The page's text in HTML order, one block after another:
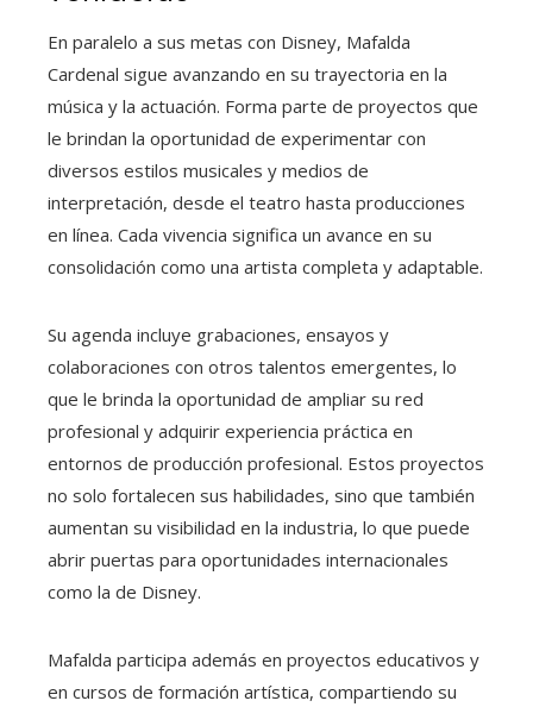
En paralelo a sus metas con Disney, Mafalda
Cardenal sigue avanzando en su trayectoria en la
música y la actuación. Forma parte de proyectos que
le brindan la oportunidad de experimentar con
diversos estilos musicales y medios de
interpretación, desde el teatro hasta producciones
en línea. Cada vivencia significa un avance en su
consolidación como una artista completa y adaptable.
Su agenda incluye grabaciones, ensayos y
colaboraciones con otros talentos emergentes, lo
que le brinda la oportunidad de ampliar su red
profesional y adquirir experiencia práctica en
entornos de producción profesional. Estos proyectos
no solo fortalecen sus habilidades, sino que también
aumentan su visibilidad en la industria, lo que puede
abrir puertas para oportunidades internacionales
como la de Disney.
Mafalda participa además en proyectos educativos y
en cursos de formación artística, compartiendo su